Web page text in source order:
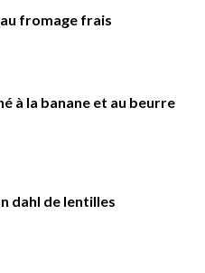
fromage frais
à la banane et au beurre
dahl de lentilles